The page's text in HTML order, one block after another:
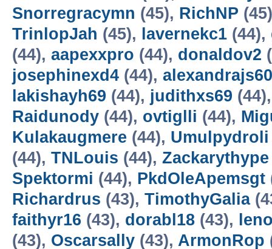
Snorregracymn (45), RichNP
TrinlopJah (45), lavernekc1 (44),
(44), aapexxpro (44), donaldov2
josephinexd4 (44), alexandrajs60
lakishayh69 (44), judithxs69
Raidunody (44), ovtiglli (44),
Kulakaugmere (44), Umulpydroli
(44), TNLouis (44), Zackarythype
Spektormi (44), PkdOleApemsgt
Richardrus (43), TimothyGalia
faithyr16 (43), dorabl18 (43),
(43), Oscarsally (43), ArmonRop